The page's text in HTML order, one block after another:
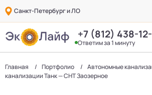
Санкт-Петербург и ЛО
+7 (812) 438-
Ответим за 1 минуту
Главная Портфолио Автономные
канализации Танк — СНТ Заозерное